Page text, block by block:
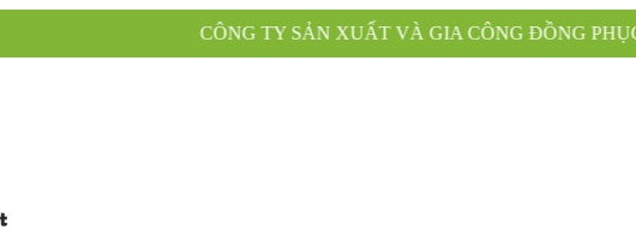
CÔNG TY SẢN XUẤT VÀ GIA CÔNG ĐỒNG PHỤC XANH KÍNH CHÀO